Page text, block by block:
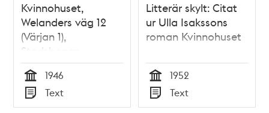
Kvinnohuset,
Welanders väg 12
(Värjan 1),
Stadshagen
Tid
1946
Typ
Text
Litterär skylt: Citat
ur Ulla Isakssons
roman Kvinnohuset
Tid
1952
Typ
Text